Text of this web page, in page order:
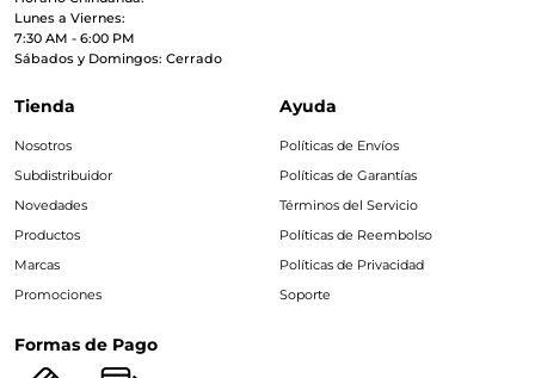
Lunes a Viernes:
7:30 AM - 6:00 PM
Sábados y Domingos: Cerrado
Tienda
Nosotros
Subdistribuidor
Novedades
Productos
Marcas
Promociones
Ayuda
Políticas de Envíos
Políticas de Garantías
Términos del Servicio
Políticas de Reembolso
Políticas de Privacidad
Soporte
Formas de Pago